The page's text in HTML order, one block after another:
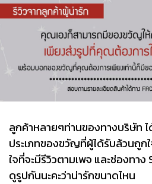
ลูกค้าหลายๆท่านของทางบริษัท
ประเภทของขวัญที่ผู้ได้รับล้วนถูก
ใจที่จะมีรีวิวตามเพจ และช่องทา
ดูรูปกันนะคะว่าน่ารักขนาดไหน